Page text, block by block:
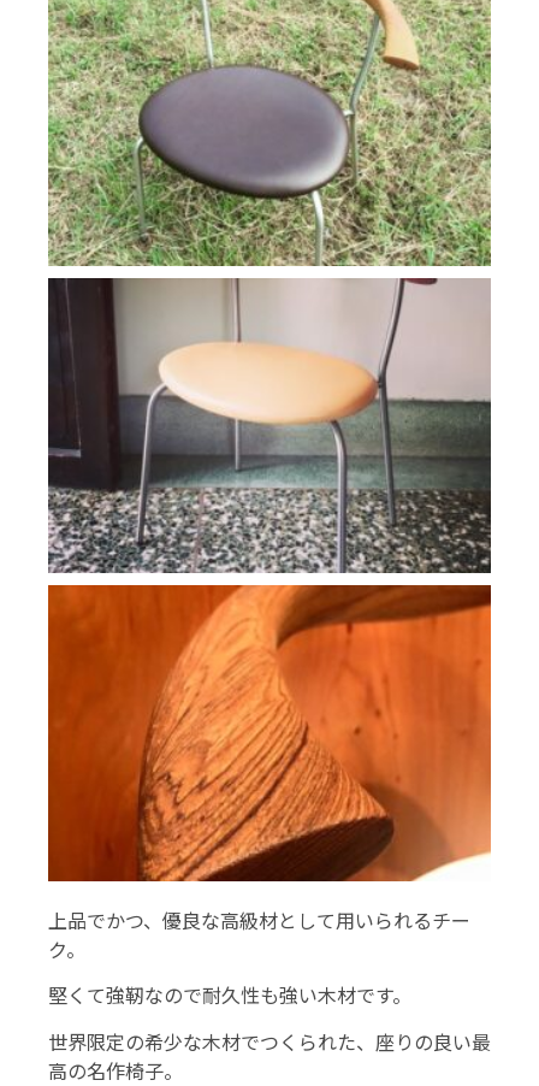
上品でかつ、優良な高級材として用いられるチー
ク。
堅くて強靭なので耐久性も強い木材です。
世界限定の希少な木材でつくられた、座りの良い最
高の名作椅子。